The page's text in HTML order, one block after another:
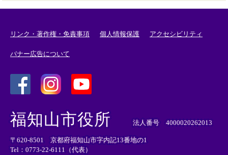
リンク・著作権・免責事項 個人情報保護 アクセシビリティ
バナー広告について
外
部
リ
ン
ク
外
リ
ン
ク
外
部
ン
ク
福知山市役所 法人番号 4000020262013
〒620-8501 京都府福知山市字内記13番地の1
Tel：0773-22-6111（代表）